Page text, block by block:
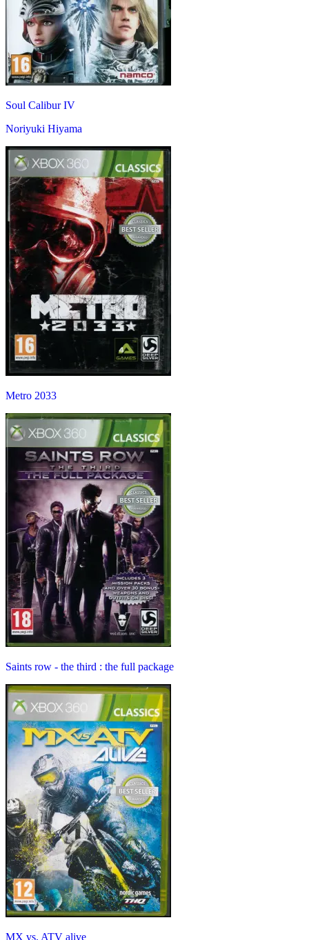
Soul Calibur IV
Noriyuki Hiyama
Metro 2033
Saints row - the third : the full package
MX vs. ATV alive